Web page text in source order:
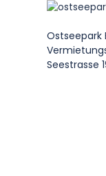
Ostseepark
Seestrasse